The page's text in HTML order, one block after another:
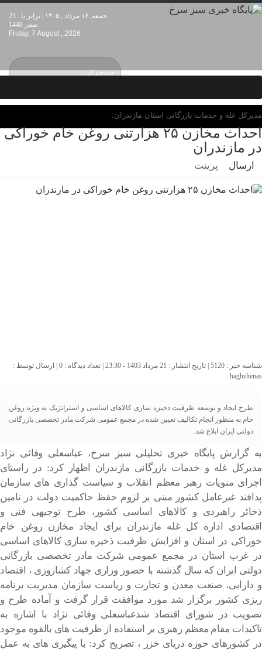
جمعه, ۱۶ مرداد , ۱۴۰۵ | برابر با : 23
صفر 1448
Friday, 7 August , 2026
مدیرکل غله و خدمات بازرگانی استان مازندران:
احداث مخازن ۲۵ هزارتنی روغن خام خوراکی
در مازندران
ارسال پرینت
شناسه خبر : 5120 | تاریخ انتشار : 21 مرداد 1403 - 23:30 | تعداد دیدگاه : 0 | ارسال توسط :
haghshenas
طرح ایجاد و توسعه ظرفیت ذخیره سازی کالاهای اساسی و استراتژیک به ویژه روغن
خام به منظور انجام تکالیف تعیین شده در مجمع عمومی شرکت مادر تخصصی بازرگانی
دولتی ایران ابلاغ شد.
به گزارش پایگاه خبری تحلیلی سبز سرخ، عباسعلی وفائی نژاد
مدیرکل غله و خدمات بازرگانی مازندران اظهار کرد: در راستای
اجرای منویات رهبر معظم انقلاب و سیاست گذاری های سازمان
پدافند غیرعامل کشور مبنی بر لزوم حفظ حاکمیت دولت در تامین
ذخائر راهبردی و کالاهای اساسی کشور، طرح توجیهی فنی و
اقتصادی اداره کل غله مازندران برای ایجاد مخازن روغن خام
خوراکی در استان و افزایش ظرفیت ذخیره سازی کالاهای اساسی
در غرب استان در مجمع عمومی شرکت مادر تخصصی بازرگانی
دولتی ایران که سال گذشته با حضور وزاری جهاد کشاروزی ، اقتصاد
و دارایی، صنعت معدن و تجارت و ریاست سازمان مدیریت برنامه
ریزی کشور برگزار شد مورد موافقت قرار گرفت و آماده طرح و
تصویب در شورای اقتصاد شدعباسعلی وفائی نژاد با اشاره به
تاکیدات مقام معظم رهبری بر استفاده از ظرفیت های بالقوه موجود
در کشورهای حوزه دریای خزر ، تصریح کرد: با پیگیری های به عمل